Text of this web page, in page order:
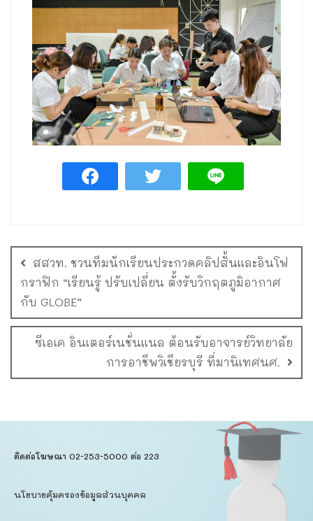
สสวท. ชวนทีมนักเรียนประกวดคลิปสั้นและอินโฟ
กราฟิก “เรียนรู้ ปรับเปลี่ยน ตั้งรับวิกฤตภูมิอากาศ
กับ GLOBE”
ซีเอเค อินเตอร์เนชั่นแนล ต้อนรับอาจารย์วิทยาลัย
การอาชีพวิเชียรบุรี ที่มานิเทศนศ.
ติดต่อโฆษณา 02-253-5000​ ต่อ 223
นโยบายคุ้มครองข้อมูลส่วนบุคคล​